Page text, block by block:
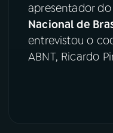
06VIDEOCASTS
apresentador do
Nacional de
entrevistou o
ABNT, Ricardo